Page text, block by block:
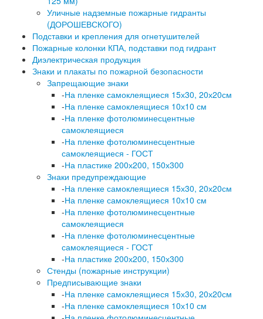
Уличные надземные пожарные гидранты
(ДОРОШЕВСКОГО)
Подставки и крепления для огнетушителей
Пожарные колонки КПА, подставки под гидрант
Диэлектрическая продукция
Знаки и плакаты по пожарной безопасности
Запрещающие знаки
-На пленке самоклеящиеся 15х30, 20х20см
-На пленке самоклеящиеся 10х10 см
-На пленке фотолюминесцентные
самоклеящиеся
-На пленке фотолюминесцентные
самоклеящиеся - ГОСТ
-На пластике 200х200, 150х300
Знаки предупреждающие
-На пленке самоклеящиеся 15х30, 20х20см
-На пленке самоклеящиеся 10х10 см
-На пленке фотолюминесцентные
самоклеящиеся
-На пленке фотолюминесцентные
самоклеящиеся - ГОСТ
-На пластике 200х200, 150х300
Стенды (пожарные инструкции)
Предписывающие знаки
-На пленке самоклеящиеся 15х30, 20х20см
-На пленке самоклеящиеся 10х10 см